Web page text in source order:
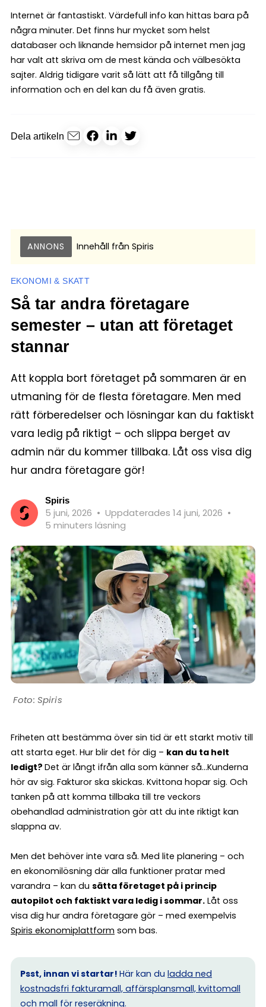
Internet är fantastiskt. Värdefull info kan hittas bara på
några minuter. Det finns hur mycket som helst
databaser och liknande hemsidor på internet men jag
har valt att skriva om de mest kända och välbesökta
sajter. Aldrig tidigare varit så lätt att få tillgång till
information och en del kan du få även gratis.
Dela artikeln
ANNONS Innehåll från Spiris
EKONOMI & SKATT
Så tar andra företagare
semester – utan att företaget
stannar
Att koppla bort företaget på sommaren är en
utmaning för de flesta företagare. Men med
rätt förberedelser och lösningar kan du faktiskt
vara ledig på riktigt – och slippa berget av
admin när du kommer tillbaka. Låt oss visa dig
hur andra företagare gör!
Spiris
5 juni, 2026 • Uppdaterades 14 juni, 2026 •
5 minuters läsning
Spiris
Friheten att bestämma över sin tid är ett starkt motiv till
att starta eget. Hur blir det för dig – kan du ta helt
ledigt? Det är långt ifrån alla som känner så…Kunderna
hör av sig. Fakturor ska skickas. Kvittona hopar sig. Och
tanken på att komma tillbaka till tre veckors
obehandlad administration gör att du inte riktigt kan
slappna av.
Men det behöver inte vara så. Med lite planering – och
en ekonomilösning där alla funktioner pratar med
varandra – kan du sätta företaget på i princip
autopilot och faktiskt vara ledig i sommar. Låt oss
visa dig hur andra företagare gör – med exempelvis
Spiris ekonomiplattform som bas.
Psst, innan vi startar! Här kan du ladda ned
kostnadsfri fakturamall, affärsplansmall, kvittomall
och mall för reseräkning.